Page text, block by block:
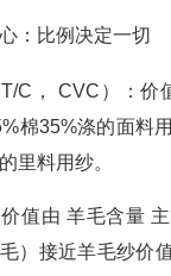
：比例决定一切
C， CVC）：价
棉35%涤的面料
里料用纱。
值由 羊毛含量
）接近羊毛纱价